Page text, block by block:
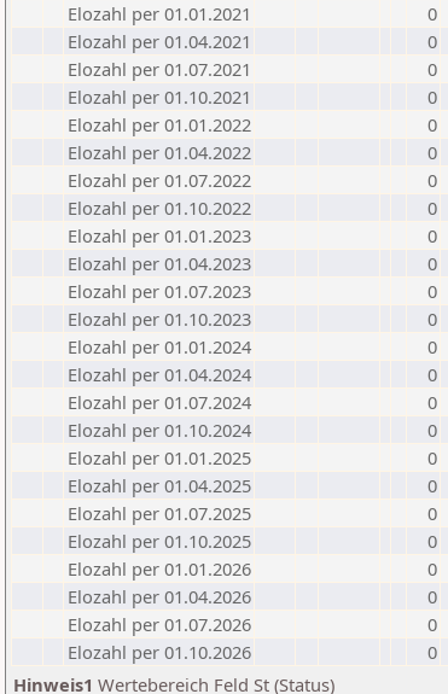
Elozahl per 01.01.2021
0
Elozahl per 01.04.2021
0
Elozahl per 01.07.2021
0
Elozahl per 01.10.2021
0
Elozahl per 01.01.2022
0
Elozahl per 01.04.2022
0
Elozahl per 01.07.2022
0
Elozahl per 01.10.2022
0
Elozahl per 01.01.2023
0
Elozahl per 01.04.2023
0
Elozahl per 01.07.2023
0
Elozahl per 01.10.2023
0
Elozahl per 01.01.2024
0
Elozahl per 01.04.2024
0
Elozahl per 01.07.2024
0
Elozahl per 01.10.2024
0
Elozahl per 01.01.2025
0
Elozahl per 01.04.2025
0
Elozahl per 01.07.2025
0
Elozahl per 01.10.2025
0
Elozahl per 01.01.2026
0
Elozahl per 01.04.2026
0
Elozahl per 01.07.2026
0
Elozahl per 01.10.2026
0
Hinweis1 Wertebereich Feld St (Status)